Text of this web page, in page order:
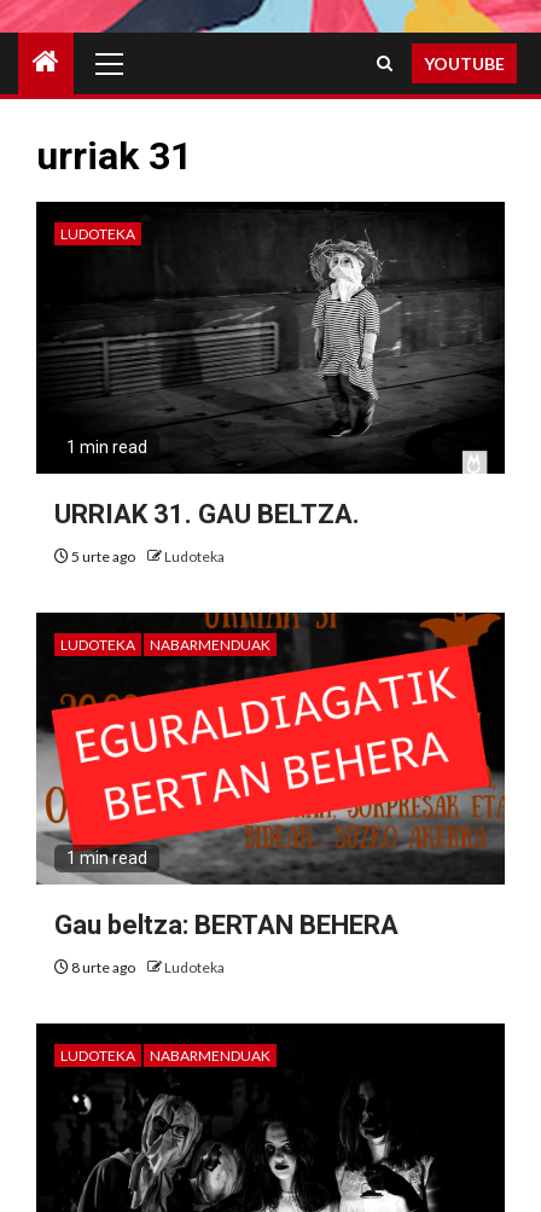
Menu
YOUTUBE
urriak 31
LUDOTEKA
1 min read
URRIAK 31. GAU BELTZA.
5 urte ago Ludoteka
LUDOTEKA NABARMENDUAK
1 min read
Gau beltza: BERTAN BEHERA
8 urte ago Ludoteka
LUDOTEKA NABARMENDUAK